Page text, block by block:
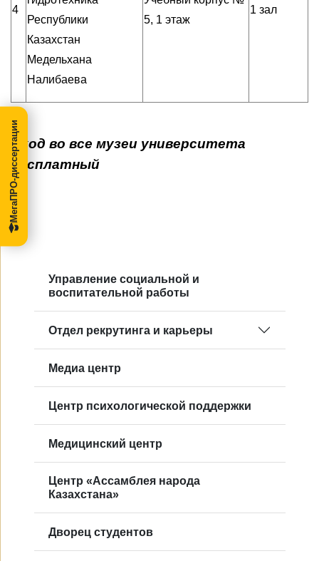
4
Республики
Казахстан
Медельхана
Налибаева
5, 1 этаж
1 зал
Вход во все музеи университета
бесплатный
Управление социальной и
воспитательной работы
Отдел рекрутинга и карьеры
Mедиа центр
Центр психологической поддержки
Медицинский центр
Центр «Ассамблея народа
Казахстана»
Дворец студентов
МегаПРО-диссертации